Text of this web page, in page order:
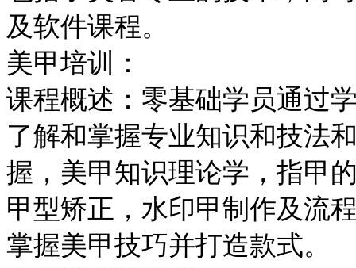
及软件课程。
美甲培训：
课程概述：零基础学员通过
了解和掌握专业知识和技法
握，美甲知识理论学，指甲
甲型矫正，水印甲制作及流
掌握美甲技巧并打造款式。